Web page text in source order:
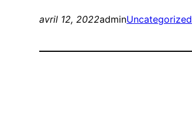
avril 12, 2022adminUncategorized